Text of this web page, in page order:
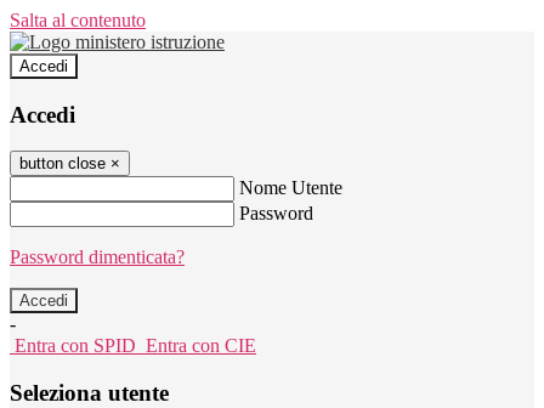
Salta al contenuto
Accedi
Accedi
button close ×
Nome Utente
Password
Password dimenticata?
-
Entra con SPID Entra con CIE
Seleziona utente